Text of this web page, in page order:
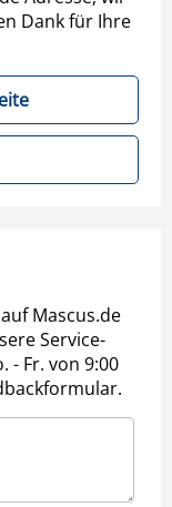
Dank für Ihre
Mascus.de
Service-
- Fr. von 9:00